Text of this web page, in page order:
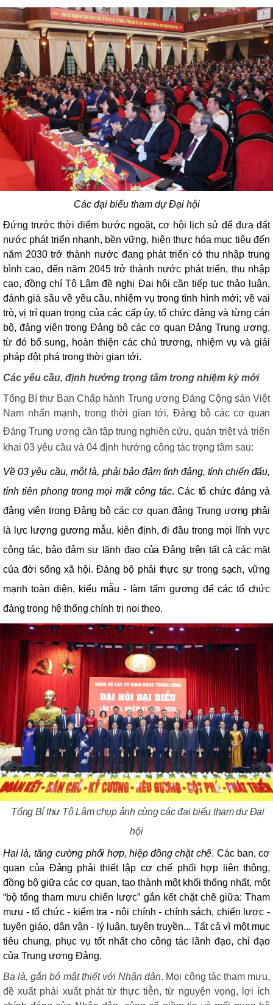
Các đại biểu tham dự Đại hội
Đứng trước thời điểm bước ngoặt, cơ hội lịch sử để đưa đất
nước phát triển nhanh, bền vững, hiện thực hóa mục tiêu đến
năm 2030 trở thành nước đang phát triển có thu nhập trung
bình cao, đến năm 2045 trở thành nước phát triển, thu nhập
cao, đồng chí Tô Lâm đề nghị Đại hội cần tiếp tục thảo luận,
đánh giá sâu về yêu cầu, nhiệm vụ trong tình hình mới; về vai
trò, vị trí quan trọng của các cấp ủy, tổ chức đảng và từng cán
bộ, đảng viên trong Đảng bộ các cơ quan Đảng Trung ương,
từ đó bổ sung, hoàn thiện các chủ trương, nhiệm vụ và giải
pháp đột phá trong thời gian tới.
Các yêu cầu, định hướng trọng tâm trong nhiệm kỳ mới
Tổng Bí thư Ban Chấp hành Trung ương Đảng Cộng sản Việt
Nam nhấn mạnh, trong thời gian tới,Đảng bộ các cơ quan
Đảng Trung ương cần tập trung nghiên cứu, quán triệt và triển
khai 03 yêu cầu và 04 định hướng công tác trọng tâm sau:
Về 03 yêu cầu, một là, phải bảo đảm tính đảng, tính chiến đấu,
tính tiên phong trong mọi mặt công tác. Các tổ chức đảng và
đảng viên trong Đảng bộ các cơ quan đảng Trung ương phải
là lực lượng gương mẫu, kiên định, đi đầu trong mọi lĩnh vực
công tác, bảo đảm sự lãnh đạo của Đảng trên tất cả các mặt
của đời sống xã hội. Đảng bộ phải thực sự trong sạch, vững
mạnh toàn diện, kiểu mẫu - làm tấm gương để các tổ chức
đảng trong hệ thống chính trị noi theo.
Tổng Bí thư Tô Lâm chụp ảnh cùng các đại biểu tham dự Đại
hội
Hailà, tăng cường phối hợp, hiệp đồng chặt chẽ. Các ban, cơ
quan của Đảng phải thiết lập cơ chế phối hợp liên thông,
đồng bộ giữa các cơ quan, tạo thành một khối thống nhất, một
“bộ tổng tham mưu chiến lược” gắn kết chặt chẽ giữa: Tham
mưu - tổ chức - kiểm tra - nội chính - chính sách, chiến lược -
tuyên giáo, dân vận - lý luận, tuyên truyền... Tất cả vì một mục
tiêu chung, phục vụ tốt nhất cho công tác lãnh đạo, chỉ đạo
của Trung ương Đảng.
Ba là,gắn bó mật thiết với Nhân dân. Mọi công tác tham mưu,
đề xuất phải xuất phát từ thực tiễn, từ nguyện vọng, lợi ích